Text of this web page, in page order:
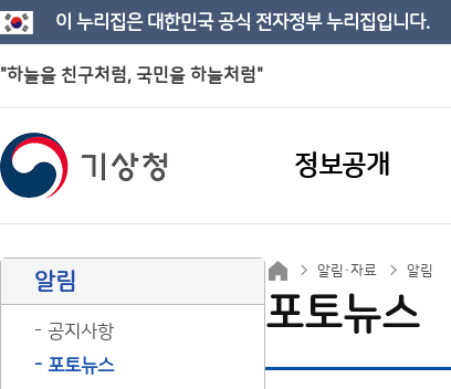
이 누리집은 대한민국 공식 전자정부 누리집입니다.
"하늘을 친구처럼, 국민을 하늘처럼"
정보공개
알림
공지사항
포토뉴스
알림·자료 알림
포토뉴스